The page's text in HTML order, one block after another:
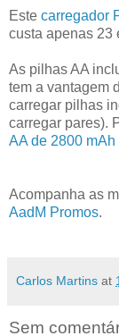
Este carregador
custa apenas 23
As pilhas AA
tem a vantagem
carregar pilhas
carregar pares).
AA de 2800 mAh
Acompanha as
AadM Promos.
Carlos Martins at
Sem